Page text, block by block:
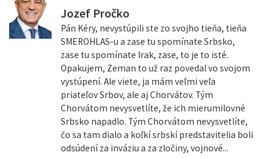
Jozef Pročko
Pán Kéry, nevystúpili ste zo svojho tieňa, tieňa
SMEROHLAS-u a zase tu spomínate Srbsko,
zase tu spomínate Irak, zase, to je to isté.
Opakujem, Zeman to už raz povedal vo svojom
vystúpení. Ale viete, ja mám veľmi veľa
priateľov Srbov, ale aj Chorvátov. Tým
Chorvátom nevysvetlíte, že ich mierumilovné
Srbsko napadlo. Tým Chorvátom nevysvetlíte,
čo sa tam dialo a koľkí srbskí predstavitelia boli
odsúdení za inváziu a za zločiny, vojnové...